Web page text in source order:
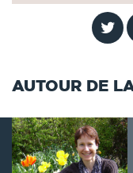
AUTOUR DE